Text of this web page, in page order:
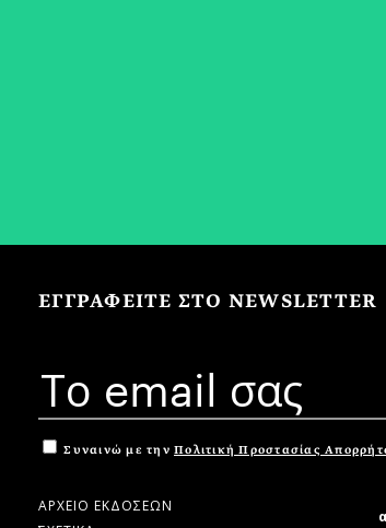
ΕΓΓΡΑΦΕΙΤΕ ΣΤΟ NEWSLETTER
Συναινώ με την Πολιτική Προστασίας
ΑΡΧΕΙΟ ΕΚΔΟΣΕΩΝ